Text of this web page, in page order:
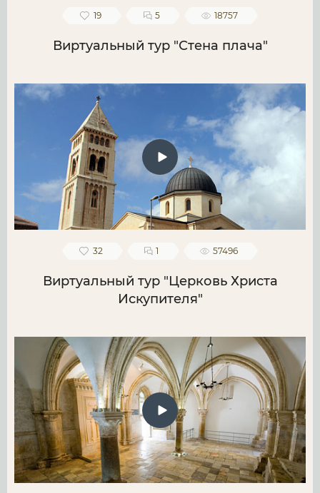
19 5 18757
Виртуальный тур "Стена плача"
32 1 57496
Виртуальный тур "Церковь Христа
Искупителя"